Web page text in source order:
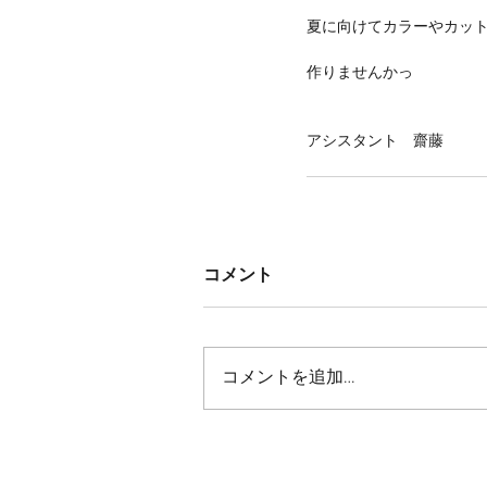
夏に向けてカラーやカッ
作りませんかっ
アシスタント　齋藤
コメント
コメントを追加…